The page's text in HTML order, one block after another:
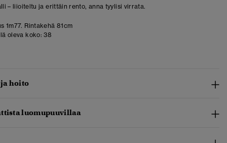
– liioiteltu ja erittäin rento, anna tyylisi virrata.
1m77. Rintakehä 81cm
oleva koko: 38
hoito
luomupuuvillaa